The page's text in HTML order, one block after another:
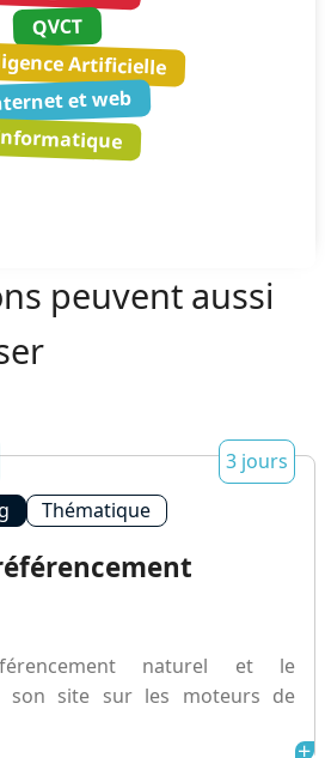
QVCT
Artificielle
et web
peuvent aussi
3 jours
Thématique
naturel et le
son site sur les moteurs de